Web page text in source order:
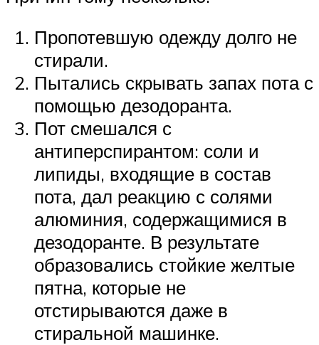
Пропотевшую одежду долго не
стирали.
Пытались скрывать запах пота с
помощью дезодоранта.
Пот смешался с
антиперспирантом: соли и
липиды, входящие в состав
пота, дал реакцию с солями
алюминия, содержащимися в
дезодоранте. В результате
образовались стойкие желтые
пятна, которые не
отстирываются даже в
стиральной машинке.